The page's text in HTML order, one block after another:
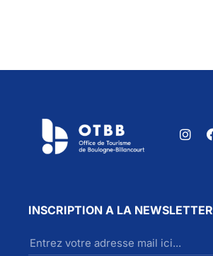
INSCRIPTION A LA NEWSLETTER